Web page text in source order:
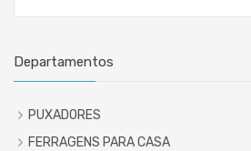
Departamentos
PUXADORES
FERRAGENS PARA CASA